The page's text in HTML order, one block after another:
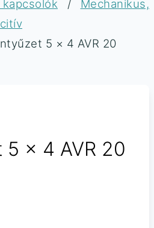
/
Mechanikus,
5 × 4 AVR 20
5 × 4 AVR 20